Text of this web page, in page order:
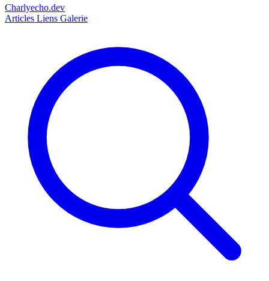
Charlyecho.dev
Articles Liens Galerie